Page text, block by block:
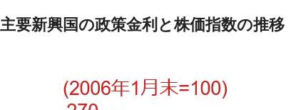
主要新興国の政策金利と株価指数の推移